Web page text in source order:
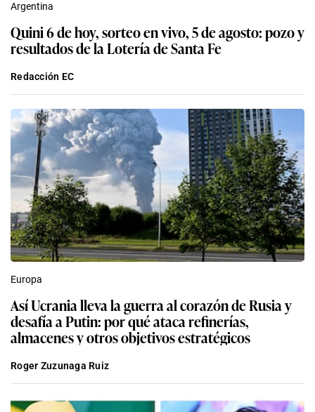
Argentina
Quini 6 de hoy, sorteo en vivo, 5 de agosto: pozo y
resultados de la Lotería de Santa Fe
Redacción EC
Europa
Así Ucrania lleva la guerra al corazón de Rusia y
desafía a Putin: por qué ataca refinerías,
almacenes y otros objetivos estratégicos
Roger Zuzunaga Ruiz